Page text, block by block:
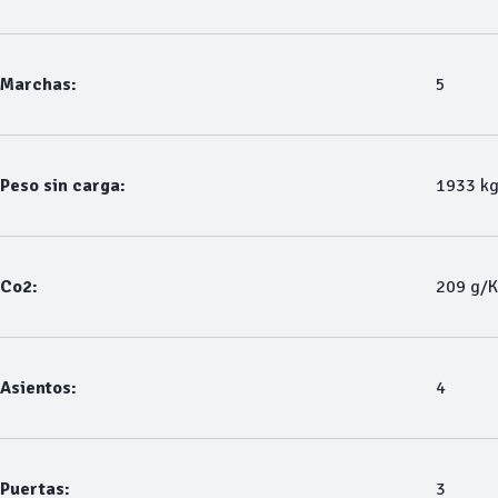
Marchas: 5
Peso sin carga: 1933 kg
Co2: 209 g/
Asientos: 4
Puertas: 3